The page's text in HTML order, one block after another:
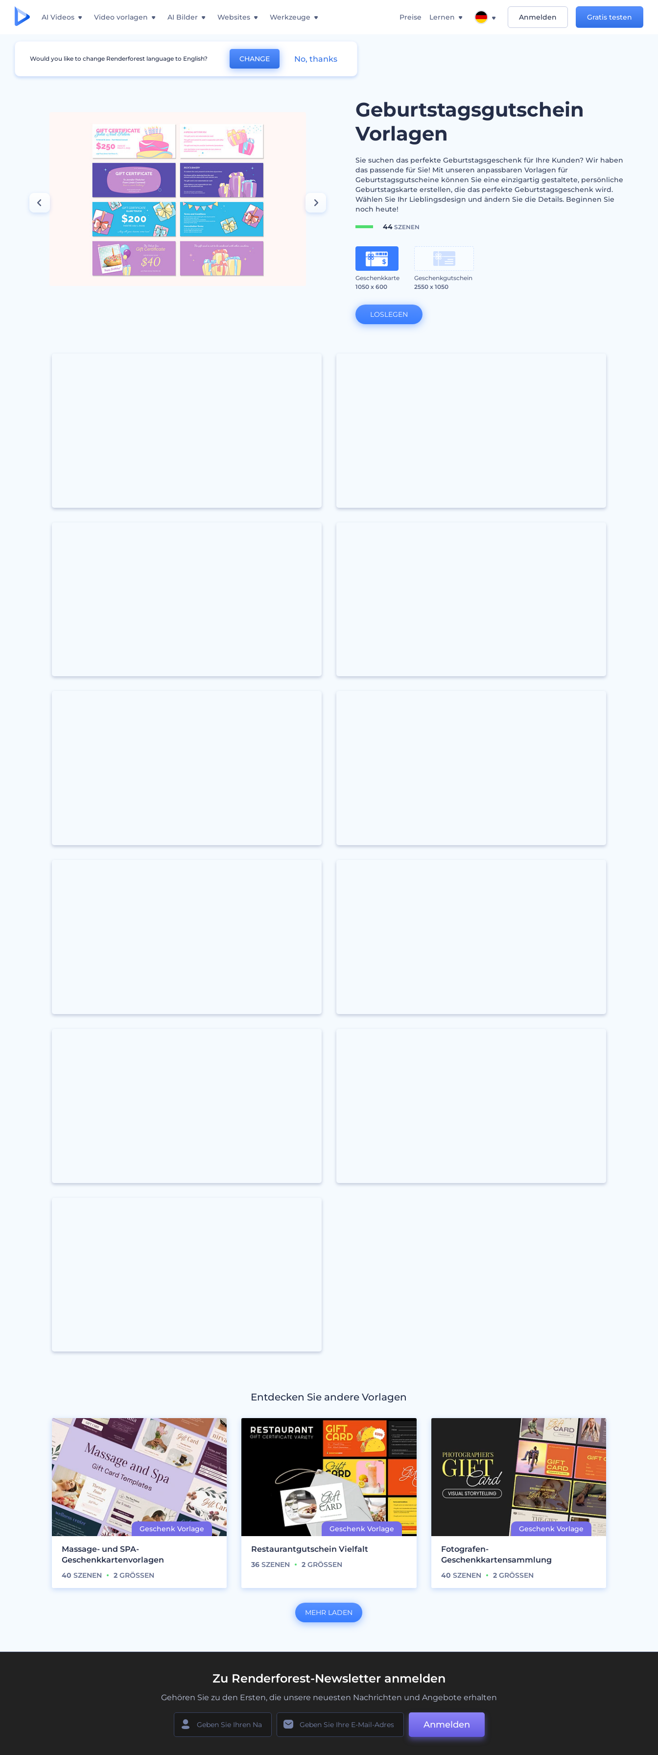
AI Videos Video vorlagen AI Bilder Websites Werkzeuge Preise Lernen Anmelden Gratis testen
Grafiken Geschenkgutschein Geburtstagsgutschein Vorlagen
Geburtstagsgutschein
Vorlagen
Sie suchen das perfekte Geburtstagsgeschenk für Ihre Kunden? Wir haben
das passende für Sie! Mit unseren anpassbaren Vorlagen für
Geburtstagsgutscheine können Sie eine einzigartig gestaltete, persönliche
Geburtstagskarte erstellen, die das perfekte Geburtstagsgeschenk wird.
Wählen Sie Ihr Lieblingsdesign und ändern Sie die Details. Beginnen Sie
noch heute!
44SZENEN
Geschenkkarte
1050 x 600
Geschenkgutschein
2550 x 1050
LOSLEGEN
Entdecken Sie andere Vorlagen
Massage- und SPA-
Geschenkkartenvorlagen
40 SZENEN 2 GRÖSSEN
Restaurantgutschein Vielfalt
36 SZENEN 2 GRÖSSEN
Fotografen-
Geschenkkartensammlung
40 SZENEN 2GRÖSSEN
MEHR LADEN
Zu Renderforest-Newsletter anmelden
Gehören Sie zu den Ersten, die unsere neuesten Nachrichten und Angebote erhalten
Anmelden
Would you like to change Renderforest language to English? CHANGE No, thanks